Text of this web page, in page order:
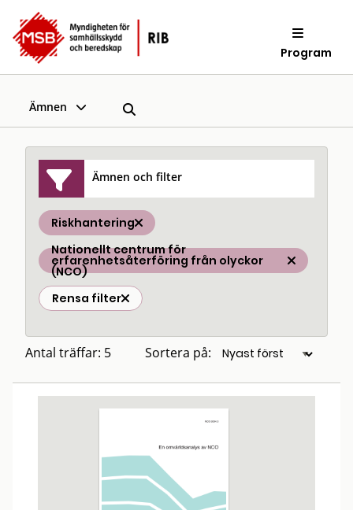
Program
Ämnen
Ämnen och filter
Riskhantering
Nationellt centrum för
erfarenhetsåterföring från olyckor
(NCO)
Rensa filter
Antal träffar: 5 Sortera på: